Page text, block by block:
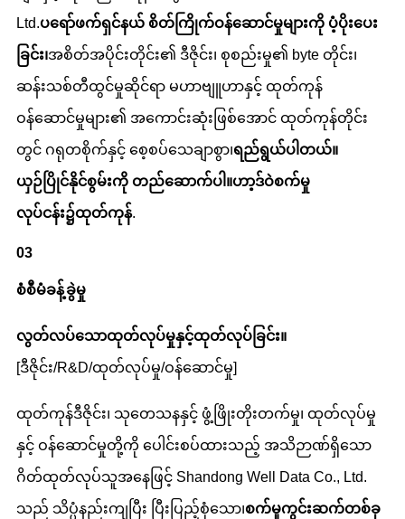
Ltd.ပရော်ဖက်ရှင်နယ် စိတ်ကြိုက်ဝန်ဆောင်မှုများကို ပံ့ပိုးပေး
ခြင်း၊အစိတ်အပိုင်းတိုင်း၏ ဒီဇိုင်း၊ စုစည်းမှု၏ byte တိုင်း၊
ဆန်းသစ်တီထွင်မှုဆိုင်ရာ မဟာဗျူဟာနှင့် ထုတ်ကုန်
ဝန်ဆောင်မှုများ၏ အကောင်းဆုံးဖြစ်အောင် ထုတ်ကုန်တိုင်း
တွင် ဂရုတစိုက်နှင့် စေ့စပ်သေချာစွာ၊ရည်ရွယ်ပါတယ်။
ယှဉ်ပြိုင်နိုင်စွမ်းကို တည်ဆောက်ပါ။ဟာ့ဒ်ဝဲစက်မှု
လုပ်ငန်း၌ထုတ်ကုန်.
03
စံစီမံခန့်ခွဲမှု
လွတ်လပ်သောထုတ်လုပ်မှုနှင့်ထုတ်လုပ်ခြင်း။
[ဒီဇိုင်း/R&D/ထုတ်လုပ်မှု/ဝန်ဆောင်မှု]
ထုတ်ကုန်ဒီဇိုင်း၊ သုတေသနနှင့် ဖွံ့ဖြိုးတိုးတက်မှု၊ ထုတ်လုပ်မှု
နှင့် ဝန်ဆောင်မှုတို့ကို ပေါင်းစပ်ထားသည့် အသိဉာဏ်ရှိသော
ဂိတ်ထုတ်လုပ်သူအနေဖြင့် Shandong Well Data Co., Ltd.
သည် သိပ္ပံနည်းကျပြီး ပြီးပြည့်စုံသော၊စက်မှုကွင်းဆက်တစ်ခု